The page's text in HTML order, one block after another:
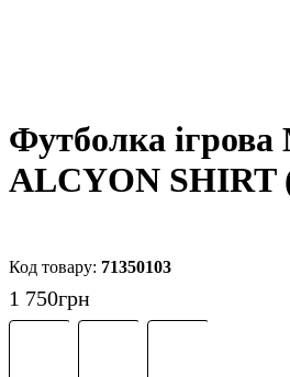
Футболка
ALCYON SHIRT
71350103
1 750грн